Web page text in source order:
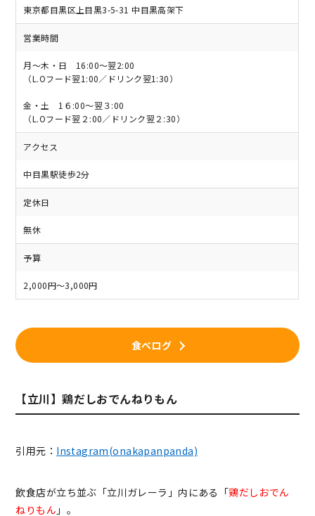
東京都目黒区上目黒3-5-31 中目黒高架下
営業時間
月～木・日 16:00～翌2:00
（L.Oフード翌1:00／ドリンク翌1:30）
金・土 1６:00～翌３:00
（L.Oフード翌２:00／ドリンク翌２:30）
アクセス
中目黒駅徒歩2分
定休日
無休
予算
2,000円～3,000円
食べログ
【立川】鶏だしおでんねりもん
引用元： Instagram(onakapanpanda)
飲食店が立ち並ぶ「立川ガレーラ」内にある「鶏だしおでん
ねりもん 」。